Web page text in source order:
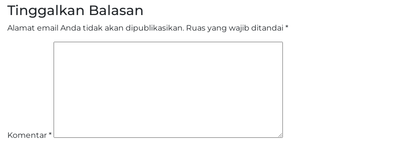
Tinggalkan Balasan
Alamat email Anda tidak akan dipublikasikan. Ruas yang wajib ditandai *
Komentar *